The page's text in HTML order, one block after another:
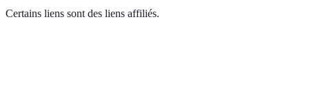
Certains liens sont des liens affiliés.